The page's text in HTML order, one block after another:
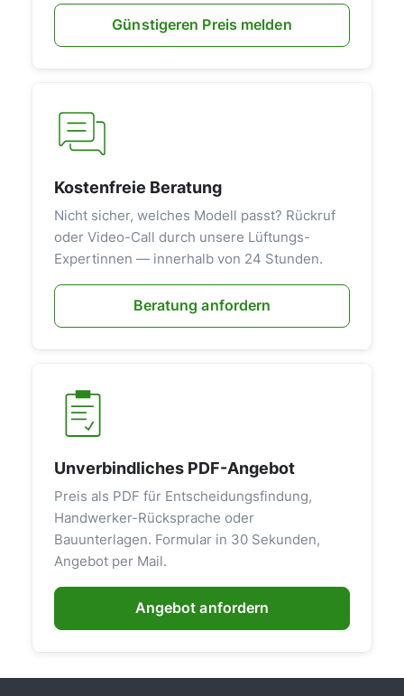
Günstigeren Preis melden
Kostenfreie Beratung
Nicht sicher, welches Modell passt? Rückruf
oder Video-Call durch unsere Lüftungs-
Expertinnen — innerhalb von 24 Stunden.
Beratung anfordern
Unverbindliches PDF-Angebot
Preis als PDF für Entscheidungsfindung,
Handwerker-Rücksprache oder
Bauunterlagen. Formular in 30 Sekunden,
Angebot per Mail.
Angebot anfordern